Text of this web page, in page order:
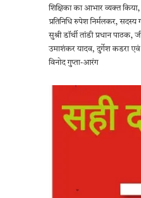
शिक्षिका का आभार व्यक्त
प्रतिनिधि रुपेश निर्मलकर, सदस्य
सुश्री डॉर्थी तांडी प्रधान
उमाशंकर यादव, दुर्गेश कडरा एवं
विनोद गुप्ता-आरंग